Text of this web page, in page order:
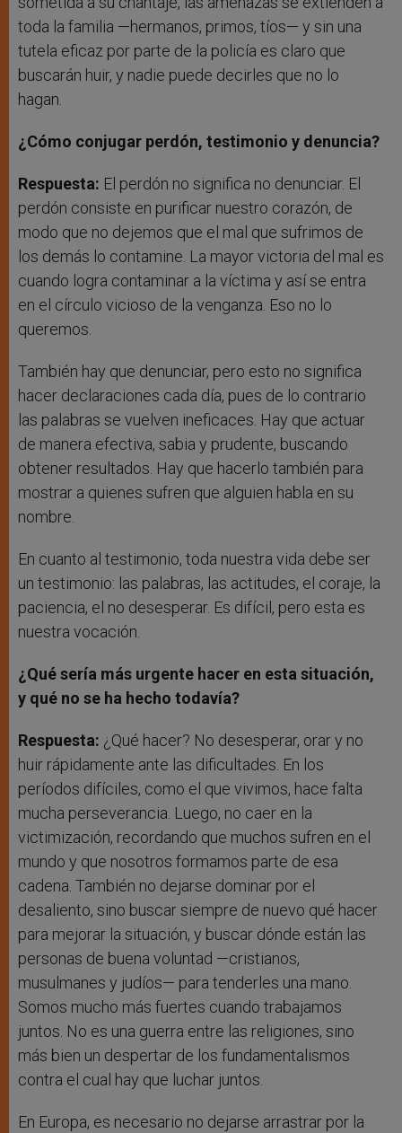
toda la familia —hermanos, primos, tíos— y sin una
tutela eficaz por parte de la policía es claro que
buscarán huir, y nadie puede decirles que no lo
hagan.
¿Cómo conjugar perdón, testimonio y denuncia?
Respuesta: El perdón no significa no denunciar. El
perdón consiste en purificar nuestro corazón, de
modo que no dejemos que el mal que sufrimos de
los demás lo contamine. La mayor victoria del mal es
cuando logra contaminar a la víctima y así se entra
en el círculo vicioso de la venganza. Eso no lo
queremos.
También hay que denunciar, pero esto no significa
hacer declaraciones cada día, pues de lo contrario
las palabras se vuelven ineficaces. Hay que actuar
de manera efectiva, sabia y prudente, buscando
obtener resultados. Hay que hacerlo también para
mostrar a quienes sufren que alguien habla en su
nombre.
En cuanto al testimonio, toda nuestra vida debe ser
un testimonio: las palabras, las actitudes, el coraje, la
paciencia, el no desesperar. Es difícil, pero esta es
nuestra vocación.
¿Qué sería más urgente hacer en esta situación,
y qué no se ha hecho todavía?
Respuesta: ¿Qué hacer? No desesperar, orar y no
huir rápidamente ante las dificultades. En los
períodos difíciles, como el que vivimos, hace falta
mucha perseverancia. Luego, no caer en la
victimización, recordando que muchos sufren en el
mundo y que nosotros formamos parte de esa
cadena. También no dejarse dominar por el
desaliento, sino buscar siempre de nuevo qué hacer
para mejorar la situación, y buscar dónde están las
personas de buena voluntad —cristianos,
musulmanes y judíos— para tenderles una mano.
Somos mucho más fuertes cuando trabajamos
juntos. No es una guerra entre las religiones, sino
más bien un despertar de los fundamentalismos
contra el cual hay que luchar juntos.
En Europa, es necesario no dejarse arrastrar por la